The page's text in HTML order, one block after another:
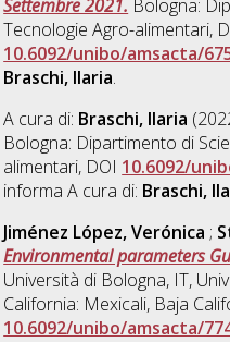
Settembre 2021. Bologna:
Tecnologie Agro-alimentari,
10.6092/unibo/amsacta/
Braschi, Ilaria.
A cura di: Braschi, Ilaria
Bologna: Dipartimento di
alimentari, DOI 10.6092/
informa A cura di: Braschi,
Jiménez López, Verónica ;
Environmental parameters
Università di Bologna, IT,
California: Mexicali, Baja
10.6092/unibo/amsacta/